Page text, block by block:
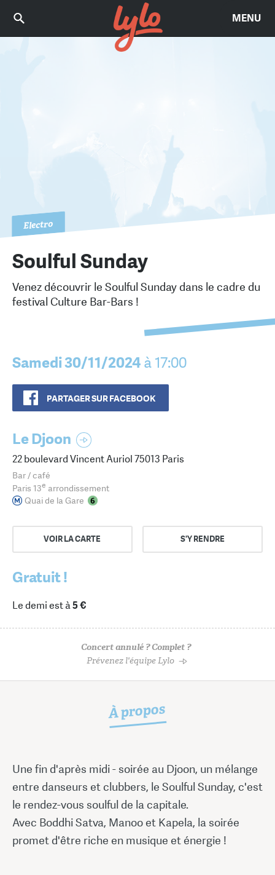
MENU
Electro
Soulful Sunday
Venez découvrir le Soulful Sunday dans le cadre du
festival Culture Bar-Bars !
Samedi 30/11/2024 à 17:00
PARTAGER SUR FACEBOOK
Le Djoon
22 boulevard Vincent Auriol 75013 Paris
Bar / café
Paris 13e arrondissement
Quai de la Gare
VOIR LA CARTE S'Y RENDRE
Gratuit !
Le demi est à5 €
Concert annulé ? Complet ?
Prévenez l'équipe Lylo
À propos
Une fin d'après midi - soirée au Djoon, un mélange
entre danseurs et clubbers, le Soulful Sunday, c'est
le rendez-vous soulful de la capitale.
Avec Boddhi Satva, Manoo et Kapela, la soirée
promet d'être riche en musique et énergie !